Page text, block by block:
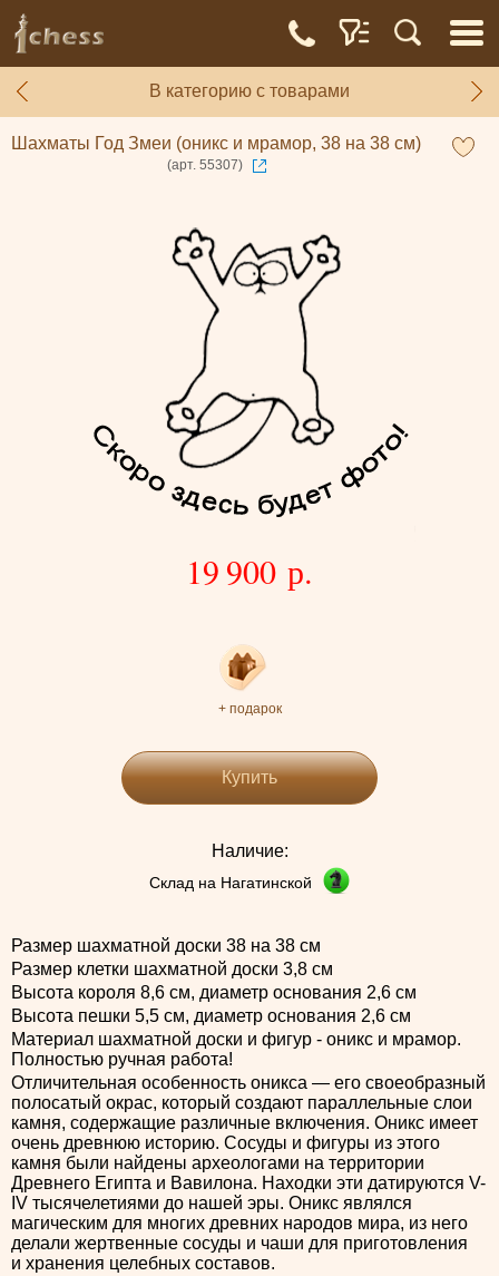
В категорию с товарами
Шахматы Год Змеи (оникс и мрамор, 38 на 38 см)
(арт. 55307)
19 900 р.
+ подарок
Купить
Наличие:
Склад на Нагатинской
Размер шахматной доски 38 на 38 см
Размер клетки шахматной доски 3,8 см
Высота короля 8,6 см, диаметр основания 2,6 см
Высота пешки 5,5 см, диаметр основания 2,6 см
Материал шахматной доски и фигур - оникс и мрамор.
Полностью ручная работа!
Отличительная особенность оникса — его своеобразный
полосатый окрас, который создают параллельные слои
камня, содержащие различные включения. Оникс имеет
очень древнюю историю. Сосуды и фигуры из этого
камня были найдены археологами на территории
Древнего Египта и Вавилона. Находки эти датируются V-
IV тысячелетиями до нашей эры. Оникс являлся
магическим для многих древних народов мира, из него
делали жертвенные сосуды и чаши для приготовления
и хранения целебных составов.